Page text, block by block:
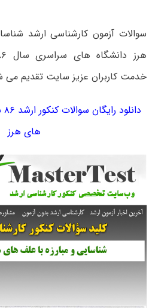
سوالات آزمون کارشناسی ارشد
خدمت کاربران عزیز سایت تقدیم می
های هرز